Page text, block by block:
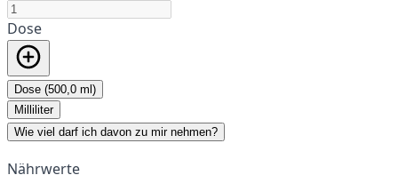
Dose
Dose (500,0 ml)
Milliliter
Wie viel darf ich davon zu mir nehmen?
Nährwerte